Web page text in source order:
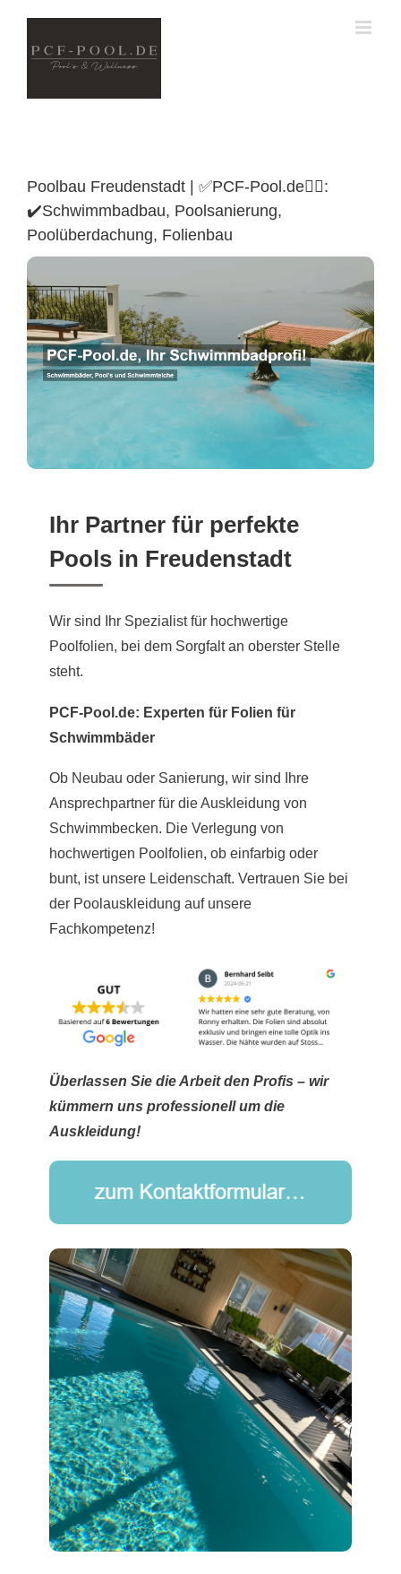
content
Poolbau Freudenstadt | ✅PCF-Pool.de🏊🏼:
✔️Schwimmbadbau, Poolsanierung,
Poolüberdachung, Folienbau
Poolüberdachung
Ihr Partner für perfekte
Pools in Freudenstadt
Wir sind Ihr Spezialist für hochwertige
Poolfolien, bei dem Sorgfalt an oberster Stelle
steht.
PCF-Pool.de: Experten für Folien für
Schwimmbäder
Ob Neubau oder Sanierung, wir sind Ihre
Ansprechpartner für die Auskleidung von
Schwimmbecken. Die Verlegung von
hochwertigen Poolfolien, ob einfarbig oder
bunt, ist unsere Leidenschaft. Vertrauen Sie bei
der Poolauskleidung auf unsere
Fachkompetenz!
Überlassen Sie die Arbeit den Profis – wir
kümmern uns professionell um die
Auskleidung!